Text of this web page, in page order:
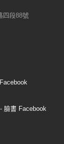
四段88號
臉書 Facebook